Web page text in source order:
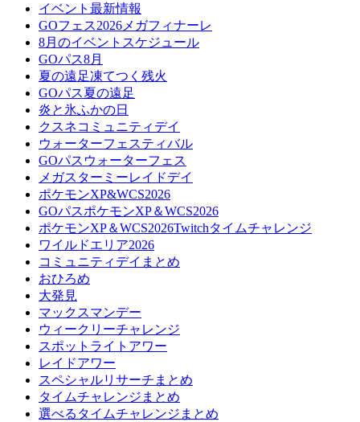
イベント最新情報
GOフェス2026メガフィナーレ
8月のイベントスケジュール
GOパス8月
夏の遠足凍てつく残火
GOパス夏の遠足
炎と氷ふかの日
クスネコミュニティデイ
ウォーターフェスティバル
GOパスウォーターフェス
メガスターミーレイドデイ
ポケモンXP&WCS2026
GOパスポケモンXP＆WCS2026
ポケモンXP＆WCS2026Twitchタイムチャレンジ
ワイルドエリア2026
コミュニティデイまとめ
おひろめ
大発見
マックスマンデー
ウィークリーチャレンジ
スポットライトアワー
レイドアワー
スペシャルリサーチまとめ
タイムチャレンジまとめ
選べるタイムチャレンジまとめ